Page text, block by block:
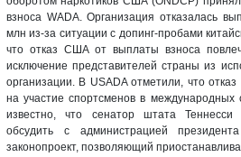
взноса WADA. Организация отказалась
млн из-за ситуации с допинг-пробами
что отказ США от выплаты взноса
исключение представителей страны из
организации. В USADA отметили, что
на участие спортсменов в
известно, что сенатор штата
обсудить с администрацией
законопроект, позволяющий